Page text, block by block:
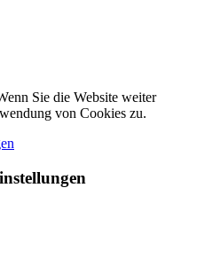
Sie die Website weiter
von Cookies zu.